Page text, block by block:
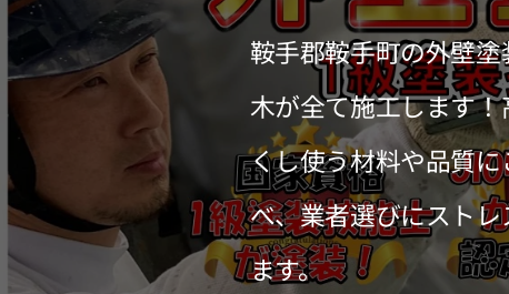
鞍手郡鞍手町の外壁
木が全て施工します
くし使う材料や品質
べ、業者選びにスト
ます。